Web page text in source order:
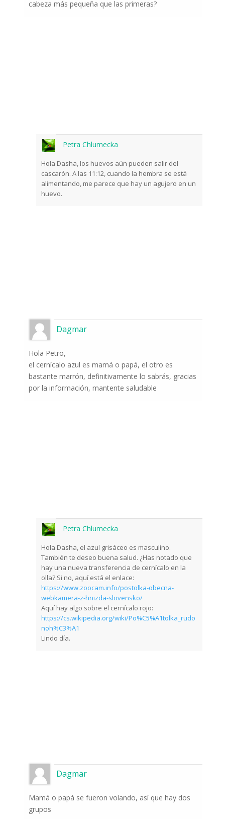
cabeza más pequeña que las primeras?
Petra Chlumecka
Hola Dasha, los huevos aún pueden salir del
cascarón. A las 11:12, cuando la hembra se está
alimentando, me parece que hay un agujero en un
huevo.
Dagmar
Hola Petro,
el cernícalo azul es mamá o papá, el otro es
bastante marrón, definitivamente lo sabrás, gracias
por la información, mantente saludable
Petra Chlumecka
Hola Dasha, el azul grisáceo es masculino.
También te deseo buena salud. ¿Has notado que
hay una nueva transferencia de cernícalo en la
olla? Si no, aquí está el enlace:
https://www.zoocam.info/postolka-obecna-
webkamera-z-hnizda-slovensko/
Aquí hay algo sobre el cernícalo rojo:
https://cs.wikipedia.org/wiki/Po%C5%A1tolka_rudo
noh%C3%A1
Lindo día.
Dagmar
Mamá o papá se fueron volando, así que hay dos
grupos